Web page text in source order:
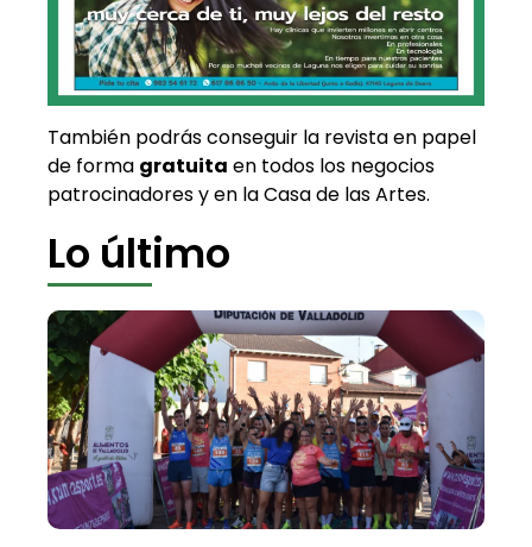
También podrás conseguir la revista en papel
de forma gratuita en todos los negocios
patrocinadores y en la Casa de las Artes.
Lo último